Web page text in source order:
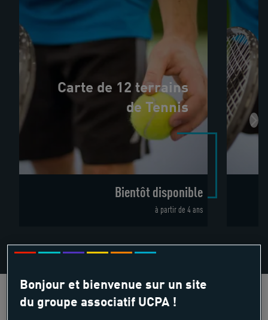
Carte de 12 terrains
de Tennis
Bientôt disponible
à partir de 4 ans
Bonjour et bienvenue sur un site
du groupe associatif UCPA !